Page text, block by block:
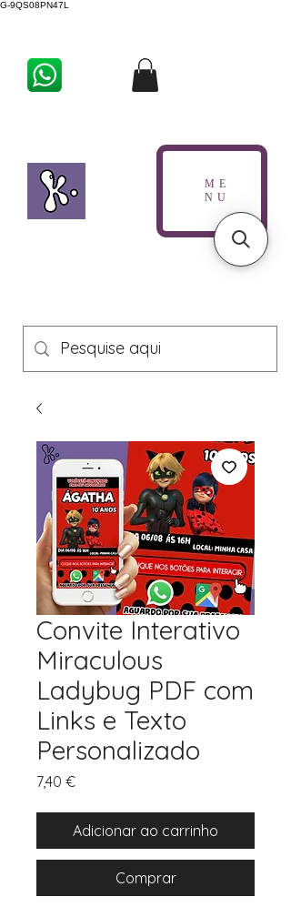
G-9QS08PN47L
ME
NU
Convite Interativo
Miraculous
Ladybug PDF com
Links e Texto
Personalizado
7,40 €Preço
Adicionar ao carrinho
Comprar